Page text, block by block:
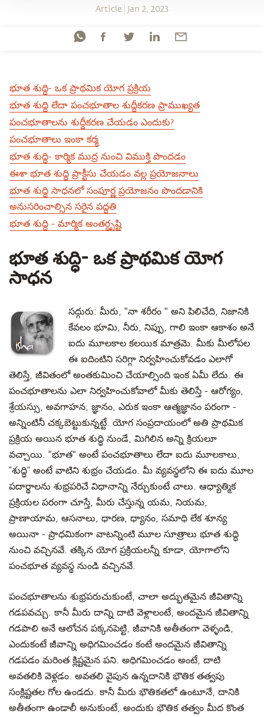
Article Jan 2, 2023
భూత శుద్ధి- ఒక ప్రాథమిక యోగ ప్రక్రియ
భూత శుద్ధి లేదా పంచభూతాల శుద్ధీకరణ ప్రాముఖ్యత
పంచభూతాలను శుద్దీకరణ చేయడం ఎందుకు?
పంచభూతాలు ఇంకా కర్మ
భూత శుద్ధి- కార్మిక ముద్ర నుంచి విముక్తి పొందడం
ఈశా భూత శుద్ధి ప్రాక్టీసు చేయడం వల్ల ప్రయోజనాలు
భూత శుద్ధి సాధనలో సంపూర్ణ ప్రయోజనం పొందడానికి
అనుసరించాల్సిన సరైన పద్ధతి
భూత శుద్ధి - మార్మిక అంతర్దృష్టి
భూత శుద్ధి- ఒక ప్రాథమిక యోగ
సాధన
సద్గురు: మీరు, "నా శరీరం " అని పిలిచేది, నిజానికి
కేవలం భూమి, నీరు, నిప్పు, గాలి ఇంకా ఆకాశం అనే
ఐదు మూలకాల కలయిక మాత్రమె. మీకు మీలోపల
ఈ ఐదింటిని సరిగ్గా నిర్వహించుకోవడం ఎలాగో
తెలిస్తే, జీవితంలో అంతకుమించి చేయాల్సింది ఇంక ఏమీ లేదు. ఈ
పంచభూతాలను ఎలా నిర్వహించుకోవాలో మీకు తెలిస్తే - ఆరోగ్యం,
శ్రేయస్సు, అవగాహన, జ్ఞానం, ఎరుక ఇంకా ఆత్మజ్ఞానం పరంగా -
అన్నింటినీ చక్కబెట్టుకున్నట్టే. యోగ సంప్రదాయంలో అతి ప్రాథమిక
ప్రక్రియ అయిన భూత శుద్ధి నుండే, మిగిలిన అన్ని క్రియలూ
వచ్చాయి. "భూత" అంటే పంచభూతాలు లేదా ఐదు మూలకాలు,
“శుద్ధి” అంటే వాటిని శుభ్రం చేయడం. మీ వ్యవస్థలోని ఈ ఐదు మూల
పదార్థాలను శుభ్రపరిచే విధానాన్ని నేర్చుకుంటే చాలు. ఆధ్యాత్మిక
ప్రక్రియల పరంగా చూస్తే, మీరు చేస్తున్న యమ, నియమ,
ప్రాణాయామ, ఆసనాలు, ధారణ, ధ్యానం, సమాధి లేక శూన్య
అయినా - ప్రాధమికంగా వాటన్నింటి మూల సూత్రాలు భూత శుద్ధి
నుంచి వచ్చినవే. తక్కిన యోగ ప్రక్రియలన్నీ కూడా, యోగాలోని
పంచభూత వ్యవస్థ నుండి వచ్చినవే.
పంచభూతాలను శుభ్రపరుచుకుంటే, చాలా అద్భుతమైన జీవితాన్ని
గడపవచ్చు. కానీ మీరు దాన్ని దాటి వెళ్లాలంటే, అందమైన జీవితాన్ని
గడపాలి అనే ఆలోచన పక్కనపెట్టి, జీవానికి అతీతంగా వెళ్ళండి,
ఎందుకంటే జీవాన్ని అధిగమించడం కంటే అందమైన జీవితాన్ని
గడపడం మరింత క్లిష్టమైన పని. అధిగమించడం అంటే, దాటి
అవతలికి వెళ్లడం. అవతలి వైపున ఉన్నదానికి భౌతిక తత్వపు
సంక్లిష్టతల గోల ఉండదు. కానీ మీరు భౌతికతలో ఉంటూనే, దానికి
అతీతంగా ఉండాలీ అనుకుంటే, అందుకు భౌతిక తత్వం మీద కొంత